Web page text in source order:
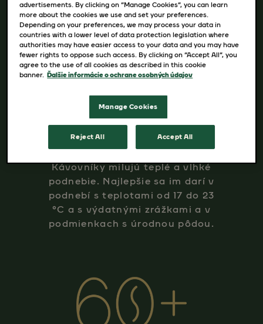
subtropických oblastiach.Vedeli ste:
Kávovníky milujú teplé a vlhké
podnebie. Najlepšie sa im darí v
podnebí s teplotami od 17 do 23
°C a s výdatnými zrážkami a v
podmienkach s úrodnou pôdou.
advertisements. By clicking on “Manage Cookies”, you can learn
more about the cookies we use and set your preferences.
Depending on your preferences, we may process your data in
countries with a lower level of data protection legislation where
authorities may have easier access to your data and you may have
fewer rights to oppose such access. By clicking on “Accept All”, you
agree to the use of all cookies as described in this cookie
banner. Ďalšie informácie o ochrane osobných údajov
Manage Cookies
Reject All Accept All